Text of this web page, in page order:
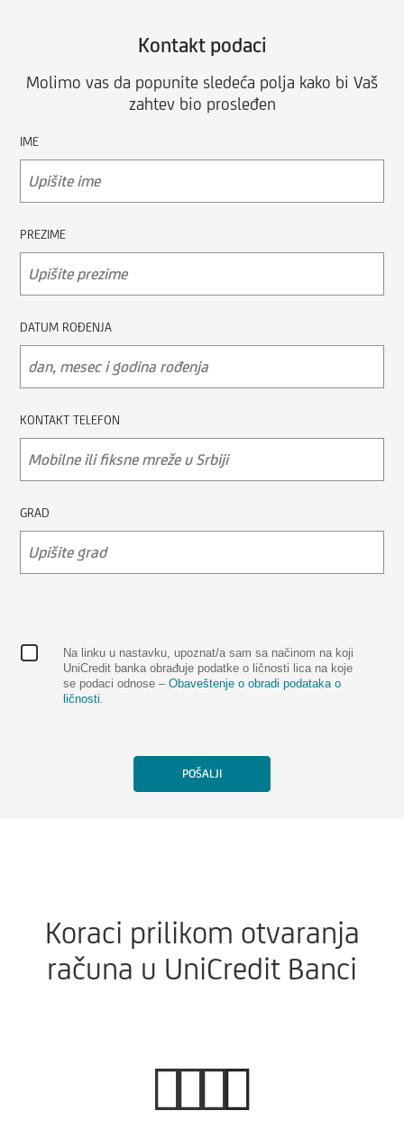
Kontakt podaci
Molimo vas da popunite sledeća polja kako bi Vaš
zahtev bio prosleđen
IME
PREZIME
DATUM ROĐENJA
KONTAKT TELEFON
GRAD
Na linku u nastavku, upoznat/a sam sa načinom na koji
UniCredit banka obrađuje podatke o ličnosti lica na koje
se podaci odnose – Obaveštenje o obradi podataka o
ličnosti
Koraci prilikom otvaranja
računa u UniCredit Banci